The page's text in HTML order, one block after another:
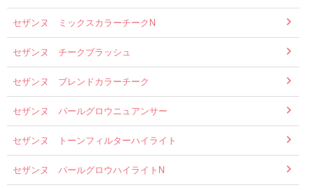
セザンヌ ミックスカラーチークN
セザンヌ チークブラッシュ
セザンヌ ブレンドカラーチーク
セザンヌ パールグロウニュアンサー
セザンヌ トーンフィルターハイライト
セザンヌ パールグロウハイライトN